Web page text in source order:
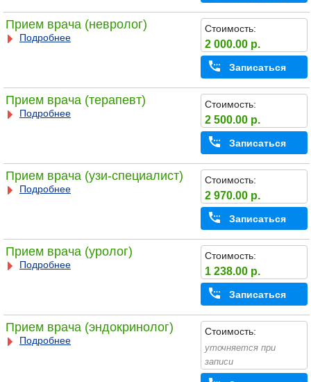
Прием врача (невролог)
Подробнее
Стоимость:
2 000.00 р.
Записаться
Прием врача (терапевт)
Подробнее
Стоимость:
2 500.00 р.
Записаться
Прием врача (узи-специалист)
Подробнее
Стоимость:
2 970.00 р.
Записаться
Прием врача (уролог)
Подробнее
Стоимость:
1 238.00 р.
Записаться
Прием врача (эндокринолог)
Подробнее
Стоимость:
уточняется при
записи